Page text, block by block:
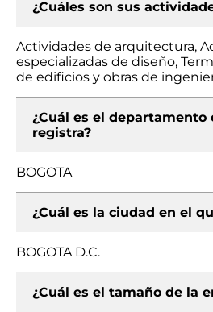
¿Cuáles son sus
Actividades de arquitectura,
especializadas de diseño,
de edificios y obras de
¿Cuál es el departamento
registra?
BOGOTA
¿Cuál es la ciudad en el
BOGOTA D.C.
¿Cuál es el tamaño de la